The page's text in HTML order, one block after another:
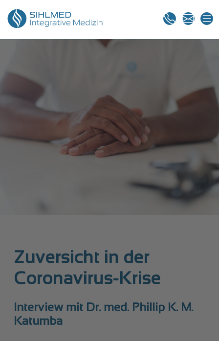
Zuversicht in der
Coronavirus-Krise
Interview mit Dr. med. Phillip K. M.
Katumba